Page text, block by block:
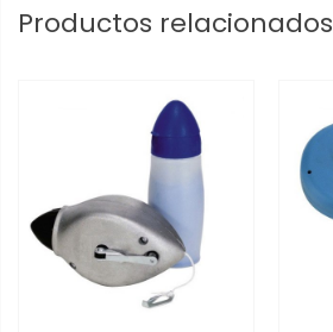
Productos relacionados